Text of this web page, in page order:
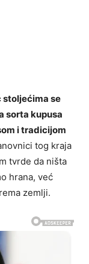
stoljećima se
sorta kupusa
i tradicijom
tog kraja
tvrde da ništa
hrana, već
zemlji.